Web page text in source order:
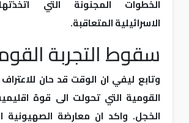
الخطوات المجنونة التي
الاسرائيلية المتعاقبة.
سقوط التجربة
وتابع ليفي ان الوقت قد حان
القومية التي تحولت الى قوة
الخجل. واكد ان معارضة